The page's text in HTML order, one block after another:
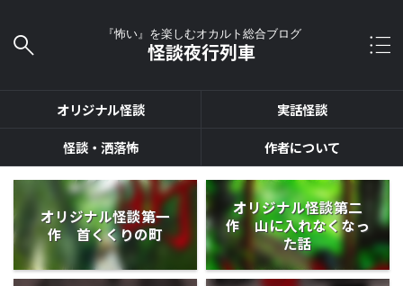
『怖い』を楽しむオカルト総合ブログ
怪談夜行列車
オリジナル怪談
実話怪談
怪談・洒落怖
作者について
オリジナル怪談第一
作 首くくりの町
オリジナル怪談第二
作 山に入れなくなっ
た話